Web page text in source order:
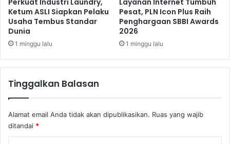
B
a
l
i
Ketum ASLI Siapkan Pelaku
Usaha Tembus Standar
Dunia
1 minggu lalu
Pesat, PLN Icon Plus Raih
Penghargaan SBBI Awards
2026
1 minggu lalu
Tinggalkan Balasan
Alamat email Anda tidak akan dipublikasikan. Ruas yang wajib
ditandai *